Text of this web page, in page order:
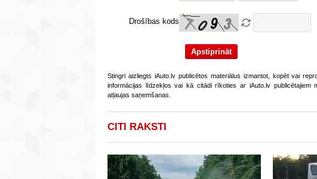
Drošības kods
Stingri aizliegts iAuto.lv publicētos materiālus izmantot, kopēt vai
informācijas līdzekļos vai kā citādi rīkoties ar iAuto.lv publicētajiem
atļaujas saņemšanas.
CITI RAKSTI